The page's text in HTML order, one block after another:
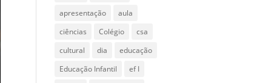
apresentação
aula
ciências
Colégio
csa
cultural
dia
educação
Educação Infantil
ef I